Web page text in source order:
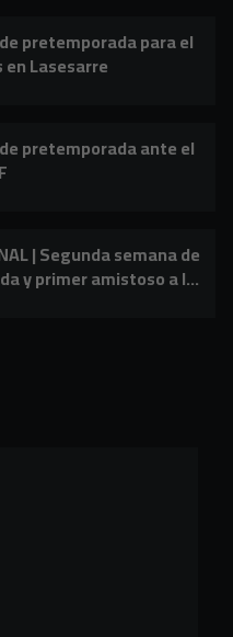
pretemporada para el
en Lasesarre
pretemporada ante el
| Segunda semana de
y primer amistoso a la